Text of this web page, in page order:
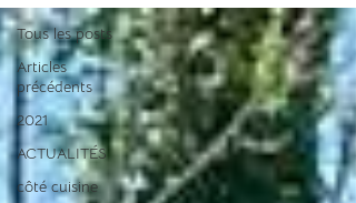
Tous les posts
Articles
précédents
2021
ACTUALITÉS
côté cuisine